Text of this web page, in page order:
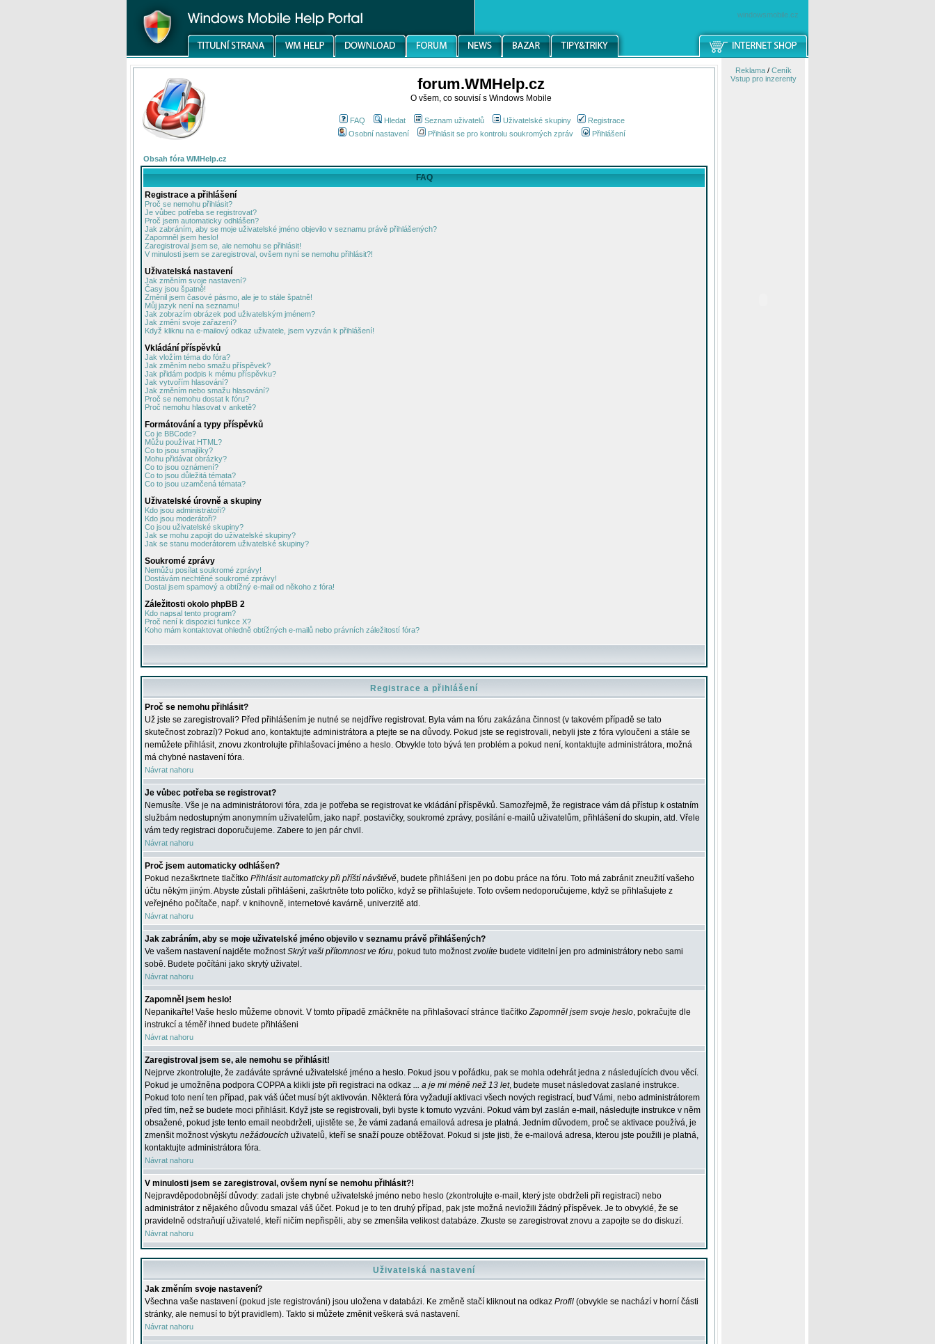
windowsmobile.cz
forum.WMHelp.cz
O všem, co souvisí s Windows Mobile
FAQ Hledat Seznam uživatelů Uživatelské skupiny
Registrace
Osobní nastavení
Přihlásit se pro kontrolu soukromých zpráv Přihlášení
Obsah fóra WMHelp.cz
FAQ
Registrace a přihlášení
Proč se nemohu přihlásit?
Je vůbec potřeba se registrovat?
Proč jsem automaticky odhlášen?
Jak zabráním, aby se moje uživatelské jméno objevilo v seznamu právě přihlášených?
Zapomněl jsem heslo!
Zaregistroval jsem se, ale nemohu se přihlásit!
V minulosti jsem se zaregistroval, ovšem nyní se nemohu přihlásit?!
Uživatelská nastavení
Jak změním svoje nastavení?
Časy jsou špatně!
Změnil jsem časové pásmo, ale je to stále špatně!
Můj jazyk není na seznamu!
Jak zobrazím obrázek pod uživatelským jménem?
Jak změní svoje zařazení?
Když kliknu na e-mailový odkaz uživatele, jsem vyzván k přihlášení!
Vkládání příspěvků
Jak vložím téma do fóra?
Jak změním nebo smažu příspěvek?
Jak přidám podpis k mému příspěvku?
Jak vytvořím hlasování?
Jak změním nebo smažu hlasování?
Proč se nemohu dostat k fóru?
Proč nemohu hlasovat v anketě?
Formátování a typy příspěvků
Co je BBCode?
Můžu používat HTML?
Co to jsou smajlíky?
Mohu přidávat obrázky?
Co to jsou oznámení?
Co to jsou důležitá témata?
Co to jsou uzamčená témata?
Uživatelské úrovně a skupiny
Kdo jsou administrátoři?
Kdo jsou moderátoři?
Co jsou uživatelské skupiny?
Jak se mohu zapojit do uživatelské skupiny?
Jak se stanu moderátorem uživatelské skupiny?
Soukromé zprávy
Nemůžu posílat soukromé zprávy!
Dostávám nechtěné soukromé zprávy!
Dostal jsem spamový a obtížný e-mail od někoho z fóra!
Záležitosti okolo phpBB 2
Kdo napsal tento program?
Proč není k dispozici funkce X?
Koho mám kontaktovat ohledně obtížných e-mailů nebo právních záležitostí fóra?
Registrace a přihlášení
Proč se nemohu přihlásit?
Už jste se zaregistrovali? Před přihlášením je nutné se nejdříve registrovat. Byla vám na fóru zakázána činnost (v takovém případě se tato
skutečnost zobrazí)? Pokud ano, kontaktujte administrátora a ptejte se na důvody. Pokud jste se registrovali, nebyli jste z fóra vyloučeni a stále se
nemůžete přihlásit, znovu zkontrolujte přihlašovací jméno a heslo. Obvykle toto bývá ten problém a pokud není, kontaktujte administrátora, možná
má chybné nastavení fóra.
Návrat nahoru
Je vůbec potřeba se registrovat?
Nemusíte. Vše je na administrátorovi fóra, zda je potřeba se registrovat ke vkládání příspěvků. Samozřejmě, že registrace vám dá přístup k ostatním
službám nedostupným anonymním uživatelům, jako např. postavičky, soukromé zprávy, posílání e-mailů uživatelům, přihlášení do skupin, atd. Vřele
vám tedy registraci doporučujeme. Zabere to jen pár chvil.
Návrat nahoru
Proč jsem automaticky odhlášen?
Pokud nezaškrtnete tlačítko Přihlásit automaticky při příští návštěvě, budete přihlášeni jen po dobu práce na fóru. Toto má zabránit zneužití vašeho
účtu někým jiným. Abyste zůstali přihlášeni, zaškrtněte toto políčko, když se přihlašujete. Toto ovšem nedoporučujeme, když se přihlašujete z
veřejného počítače, např. v knihovně, internetové kavárně, univerzitě atd.
Návrat nahoru
Jak zabráním, aby se moje uživatelské jméno objevilo v seznamu právě přihlášených?
Ve vašem nastavení najděte možnostSkrýt vaši přítomnost ve fóru, pokud tuto možnostzvolíte budete viditelní jen pro administrátory nebo sami
sobě. Budete počítáni jako skrytý uživatel.
Návrat nahoru
Zapomněl jsem heslo!
Nepanikařte! Vaše heslo můžeme obnovit. V tomto případě zmáčkněte na přihlašovací stránce tlačítkoZapomněl jsem svoje heslo, pokračujte dle
instrukcí a téměř ihned budete přihlášeni
Návrat nahoru
Zaregistroval jsem se, ale nemohu se přihlásit!
Nejprve zkontrolujte, že zadáváte správné uživatelské jméno a heslo. Pokud jsou v pořádku, pak se mohla odehrát jedna z následujících dvou věcí.
Pokud je umožněna podpora COPPA a klikli jste při registraci na odkaz ... a je mi méně než 13 let, budete muset následovat zaslané instrukce.
Pokud toto není ten případ, pak váš účet musí být aktivován. Některá fóra vyžadují aktivaci všech nových registrací, buď Vámi, nebo administrátorem
před tím, než se budete moci přihlásit. Když jste se registrovali, byli byste k tomuto vyzváni. Pokud vám byl zaslán e-mail, následujte instrukce v něm
obsažené, pokud jste tento email neobdrželi, ujistěte se, že vámi zadaná emailová adresa je platná. Jedním důvodem, proč se aktivace používá, je
zmenšit možnost výskytu nežádoucích uživatelů, kteří se snaží pouze obtěžovat. Pokud si jste jisti, že e-mailová adresa, kterou jste použili je platná,
kontaktujte administrátora fóra.
Návrat nahoru
V minulosti jsem se zaregistroval, ovšem nyní se nemohu přihlásit?!
Nejpravděpodobnější důvody: zadali jste chybné uživatelské jméno nebo heslo (zkontrolujte e-mail, který jste obdrželi při registraci) nebo
administrátor z nějakého důvodu smazal váš účet. Pokud je to ten druhý případ, pak jste možná nevložili žádný příspěvek. Je to obvyklé, že se
pravidelně odstraňují uživatelé, kteří ničím nepřispěli, aby se zmenšila velikost databáze. Zkuste se zaregistrovat znovu a zapojte se do diskuzí.
Návrat nahoru
Uživatelská nastavení
Jak změním svoje nastavení?
Všechna vaše nastavení (pokud jste registrováni) jsou uložena v databázi. Ke změně stačí kliknout na odkaz Profil (obvykle se nachází v horní části
stránky, ale nemusí to být pravidlem). Takto si můžete změnit veškerá svá nastavení.
Návrat nahoru
Reklama/ Ceník
Vstup pro inzerenty